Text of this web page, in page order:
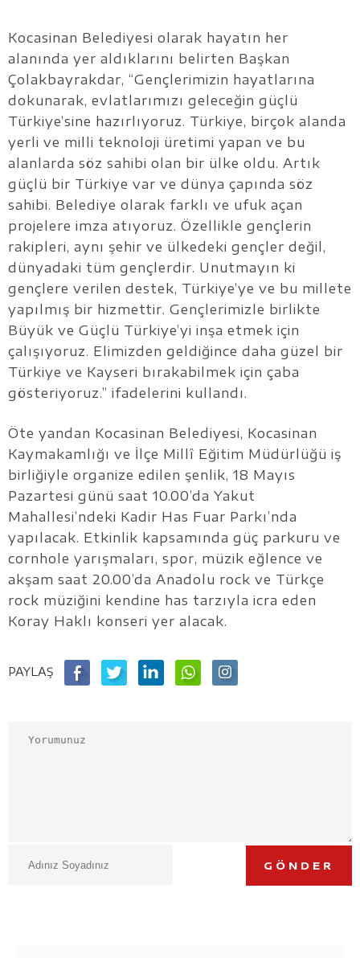
Kocasinan Belediyesi olarak hayatın her
alanında yer aldıklarını belirten Başkan
Çolakbayrakdar, “Gençlerimizin hayatlarına
dokunarak, evlatlarımızı geleceğin güçlü
Türkiye’sine hazırlıyoruz. Türkiye, birçok alanda
yerli ve milli teknoloji üretimi yapan ve bu
alanlarda söz sahibi olan bir ülke oldu. Artık
güçlü bir Türkiye var ve dünya çapında söz
sahibi. Belediye olarak farklı ve ufuk açan
projelere imza atıyoruz. Özellikle gençlerin
rakipleri, aynı şehir ve ülkedeki gençler değil,
dünyadaki tüm gençlerdir. Unutmayın ki
gençlere verilen destek, Türkiye’ye ve bu millete
yapılmış bir hizmettir. Gençlerimizle birlikte
Büyük ve Güçlü Türkiye’yi inşa etmek için
çalışıyoruz. Elimizden geldiğince daha güzel bir
Türkiye ve Kayseri bırakabilmek için çaba
gösteriyoruz.” ifadelerini kullandı.
Öte yandan Kocasinan Belediyesi, Kocasinan
Kaymakamlığı ve İlçe Millî Eğitim Müdürlüğü iş
birliğiyle organize edilen şenlik, 18 Mayıs
Pazartesi günü saat 10.00’da Yakut
Mahallesi’ndeki Kadir Has Fuar Parkı’nda
yapılacak. Etkinlik kapsamında güç parkuru ve
cornhole yarışmaları, spor, müzik eğlence ve
akşam saat 20.00’da Anadolu rock ve Türkçe
rock müziğini kendine has tarzıyla icra eden
Koray Haklı konseri yer alacak.
PAYLAŞ
GÖNDER